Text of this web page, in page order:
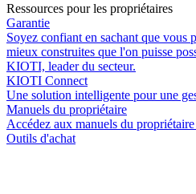
Ressources pour les propriétaires
Garantie
Soyez confiant en sachant que vous
mieux construites que l'on puisse
KIOTI, leader du secteur.
KIOTI Connect
Une solution intelligente pour une
Manuels du propriétaire
Accédez aux manuels du
Outils d'achat